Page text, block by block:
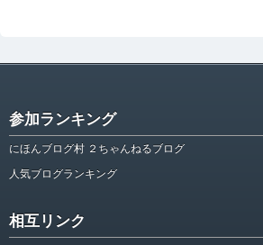
参加ランキング
にほんブログ村 ２ちゃんねるブログ
人気ブログランキング
相互リンク